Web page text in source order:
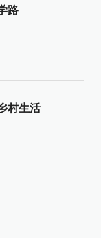
路
村生活